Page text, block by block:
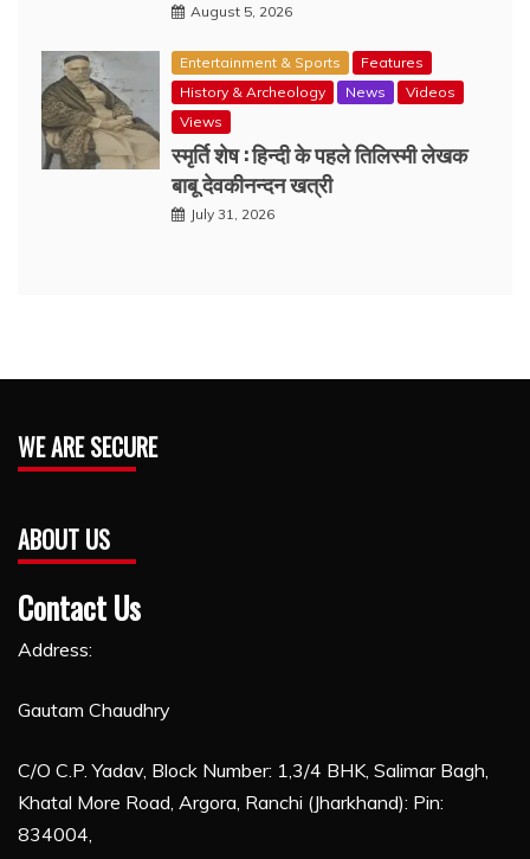
August 5, 2026
Entertainment & Sports
Features
History & Archeology
News
Videos
Views
स्मृर्ति शेष : हिन्दी के पहले तिलिस्मी लेखक
बाबू देवकीनन्दन खत्री
July 31, 2026
WE ARE SECURE
ABOUT US
Contact Us
Address:
Gautam Chaudhry
C/O C.P. Yadav, Block Number: 1,3/4 BHK, Salimar Bagh,
Khatal More Road, Argora, Ranchi (Jharkhand): Pin:
834004,